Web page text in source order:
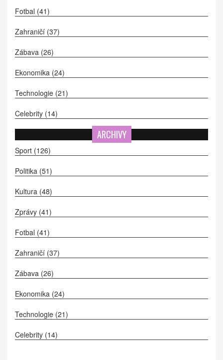
Fotbal (41)
Zahraničí (37)
Zábava (26)
Ekonomika (24)
Technologie (21)
Celebrity (14)
ARCHIVY
Sport (126)
Politika (51)
Kultura (48)
Zprávy (41)
Fotbal (41)
Zahraničí (37)
Zábava (26)
Ekonomika (24)
Technologie (21)
Celebrity (14)